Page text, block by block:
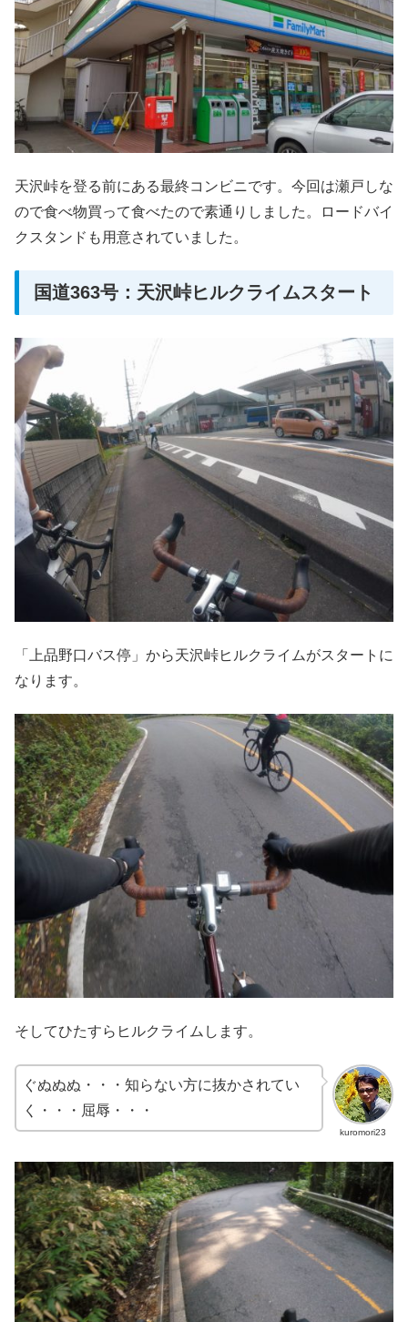
天沢峠を登る前にある最終コンビニです。今回は瀬戸しな
ので食べ物買って食べたので素通りしました。ロードバイ
クスタンドも用意されていました。
国道363号：天沢峠ヒルクライムスタート
「上品野口バス停」から天沢峠ヒルクライムがスタートに
なります。
そしてひたすらヒルクライムします。
kuromori23
ぐぬぬぬ・・・知らない方に抜かされてい
く・・・屈辱・・・